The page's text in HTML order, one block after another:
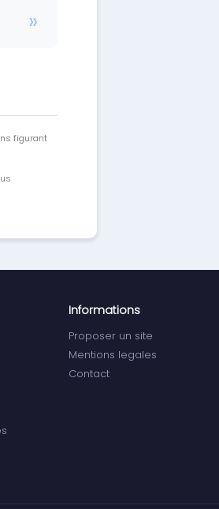
figurant
Informations
Proposer un site
Mentions legales
Contact